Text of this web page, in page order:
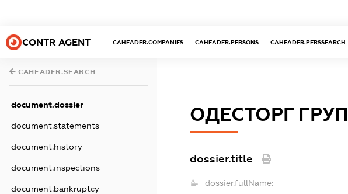
CONTR AGENT CAHEADER.COMPANIES CAHEADER.PERSONS CAHEADER.PERSSEARCH
CAHEADER.SEARCH
document.dossier
document.statements
document.history
document.inspections
document.bankruptcy
ОДЕСТОРГ ГРУП
dossier.title
dossier.fullName: